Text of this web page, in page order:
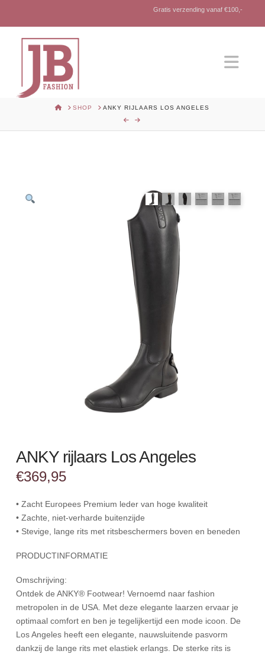
Gratis verzending vanaf €100,-
HOMESHOP ANKY RIJLAARS LOS ANGELES
ANKY rijlaars Los Angeles
€369,95
• Zacht Europees Premium leder van hoge kwaliteit
• Zachte, niet-verharde buitenzijde
• Stevige, lange rits met ritsbeschermers boven en beneden
PRODUCTINFORMATIE
Omschrijving:
Ontdek de ANKY® Footwear! Vernoemd naar fashion
metropolen in de USA. Met deze elegante laarzen ervaar je
optimaal comfort en ben je tegelijkertijd een mode icoon. De
Los Angeles heeft een elegante, nauwsluitende pasvorm
dankzij de lange rits met elastiek erlangs. De sterke rits is